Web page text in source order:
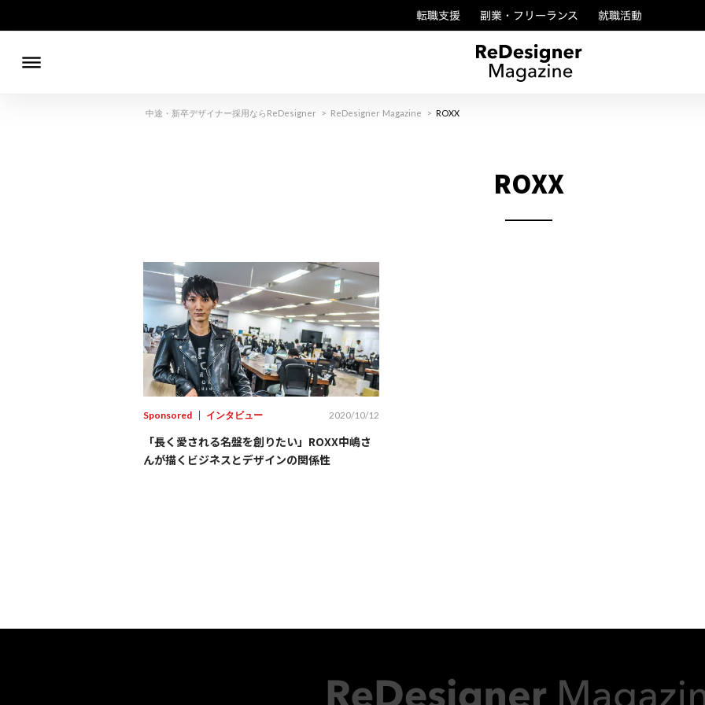
転職支援 副業・フリーランス 就職活動
dehaze
中途・新卒デザイナー採用ならReDesigner > ReDesigner Magazine > ROXX
ROXX
Sponsored インタビュー 2020/10/12
「長く愛される名盤を創りたい」ROXX中嶋さ
んが描くビジネスとデザインの関係性